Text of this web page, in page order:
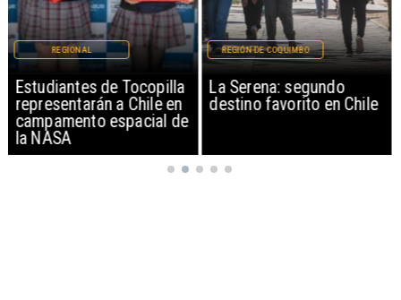
Estudiantes de Tocopilla
representarán a Chile en
campamento espacial de
la NASA
REGIONAL
La Serena: segundo
destino favorito en Chile
REGIÓN DE COQUIMBO